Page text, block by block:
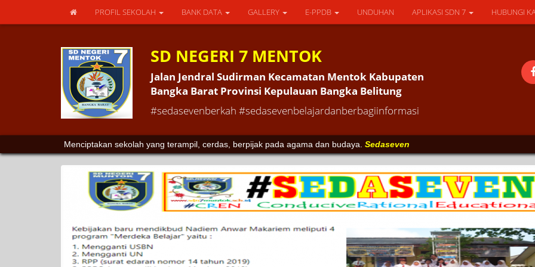
PROFIL SEKOLAH BANK DATA GALLERY E-PPDB UNDUHAN APLIKASI SDN 7 HUBUNGI
SD NEGERI 7 MENTOK
Jalan Jendral Sudirman Kecamatan Mentok Kabupaten
Bangka Barat Provinsi Kepulauan Bangka Belitung
#sedasevenberkah #sedasevenbelajardanberbagiinformasi
Menciptakan sekolah yang terampil, cerdas, berpijak pada agama dan budaya.Sedaseven
SD Negeri 7 Muntok adalah sekolah yang membentuk karakter anak bangsa serta sarana pendidikan keluarga.